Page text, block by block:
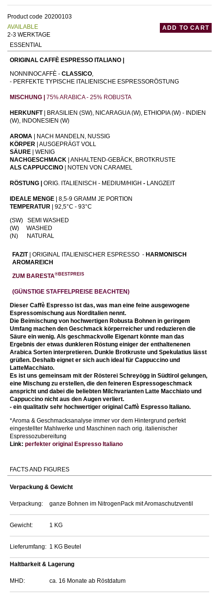
Product code 20200103
AVAILABLE
2-3 WERKTAGE
ADD TO CART
ESSENTIAL
ORIGINAL CAFFÈ ESPRESSO ITALIANO |
NONNINOCAFFÈ - CLASSICO
- PERFEKTE TYPISCHE ITALIENISCHE ESPRESSORÖSTUNG
MISCHUNG | 75% ARABICA - 25% ROBUSTA
HERKUNFT| BRASILIEN (SW), NICARAGUA (W), ETHIOPIA (W) - INDIEN
(W), INDONESIEN (W)
AROMA | NACH MANDELN, NUSSIG
KÖRPER | AUSGEPRÄGT VOLL
SÄURE | WENIG
NACHGESCHMACK | ANHALTEND-GEBÄCK, BROTKRUSTE
ALS CAPPUCCINO | NOTEN VON CARAMEL
RÖSTUNG | ORIG. ITALIENISCH - MEDIUM/HIGH - LANGZEIT
IDEALE MENGE | 8,5-9 GRAMM JE PORTION
TEMPERATUR | 92,5°C - 93°C
(SW) SEMI WASHED
(W) WASHED
(N) NATURAL
FAZIT| ORIGINAL ITALIENISCHER ESPRESSO - HARMONISCH
AROMAREICH
ZUM BARESTA®BESTPREIS
(GÜNSTIGE STAFFELPREISE BEACHTEN)
Dieser Caffè Espresso ist das, was man eine feine ausgewogene
Espressomischung aus Norditalien nennt.
Die Beimischung von hochwertigen Robusta Bohnen in geringem
Umfang machen den Geschmack körperreicher und reduzieren die
Säure ein wenig. Als geschmackvolle Eigenart könnte man das
Ergebnis der etwas dunkleren Röstung einiger der enthaltenenen
Arabica Sorten interpretieren. Dunkle Brotkruste und Spekulatius lässt
grüßen. Deshalb eignet er sich auch ideal für Cappuccino und
LatteMacchiato.
Es ist uns gemeinsam mit der Rösterei Schreyögg in Südtirol gelungen,
eine Mischung zu erstellen, die den feineren Espressogeschmack
anspricht und dabei die beliebten Milchvarianten Latte Macchiato und
Cappuccino nicht aus den Augen verliert.
- ein qualitativ sehr hochwertiger original Caffè Espresso Italiano.
*Aroma & Geschmacksanalyse immer vor dem Hintergrund perfekt
eingestellter Mahlwerke und Maschinen nach orig. italienischer
Espressozubereitung
Link: perfekter original Espresso Italiano
FACTS AND FIGURES
Verpackung & Gewicht
Verpackung: ganze Bohnen im NitrogenPack mit Aromaschutzventil
Gewicht: 1 KG
Lieferumfang: 1 KG Beutel
Haltbarkeit & Lagerung
MHD: ca. 16 Monate ab Röstdatum